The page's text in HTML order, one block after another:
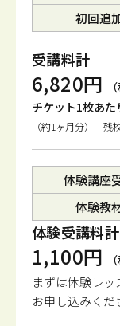
初回追
受講料計
6,820円
チケット1枚あた
（約1ヶ月分） 残
体験講座
体験教
体験受講料計
1,100円
まずは体験レッ
お申し込みくだ